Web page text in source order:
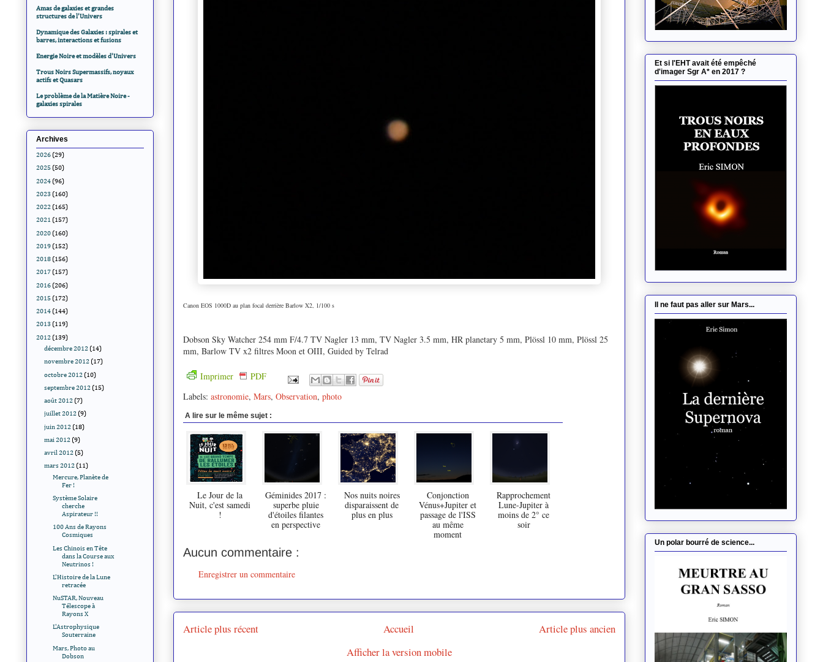
Canon EOS 1000D au plan focal derrière Barlow X2, 1/100 s
Dobson Sky Watcher 254 mm F/4.7 TV Nagler 13 mm, TV Nagler 3.5 mm, HR planetary 5 mm, Plössl 10 mm, Plössl 25
mm, Barlow TV x2 filtres Moon et OIII, Guided by Telrad
Imprimer
PDF
Labels: astronomie, Mars, Observation, photo
A lire sur le même sujet :
Le Jour de la
Nuit, c'est samedi
!
Géminides 2017 :
superbe pluie
d'étoiles filantes
en perspective
Nos nuits noires
disparaissent de
plus en plus
Conjonction
Vénus+Jupiter et
passage de l'ISS
au même
moment
Rapprochement
Lune-Jupiter à
moins de 2° ce
soir
Aucun commentaire :
Enregistrer un commentaire
Article plus récent Article plus ancien
Accueil
Afficher la version mobile
Amas de galaxies et grandes
structures de l'Univers
Dynamique des Galaxies : spirales et
barres, interactions et fusions
Energie Noire et modèles d'Univers
Trous Noirs Supermassifs, noyaux
actifs et Quasars
Le problème de la Matière Noire -
galaxies spirales
Archives
2026 (29)
2025 (50)
2024 (96)
2023 (160)
2022 (165)
2021 (157)
2020 (160)
2019 (152)
2018 (156)
2017 (157)
2016 (206)
2015 (172)
2014 (144)
2013 (119)
2012 (139)
décembre 2012 (14)
novembre 2012 (17)
octobre 2012 (10)
septembre 2012 (15)
août 2012 (7)
juillet 2012 (9)
juin 2012 (18)
mai 2012 (9)
avril 2012 (5)
mars 2012 (11)
Mercure, Planète de
Fer !
Système Solaire
cherche
Aspirateur !!
100 Ans de Rayons
Cosmiques
Les Chinois en Tête
dans la Course aux
Neutrinos !
L'Histoire de la Lune
retracée
NuSTAR, Nouveau
Télescope à
Rayons X
L'Astrophysique
Souterraine
Mars, Photo au
Dobson
Et si l'EHT avait été empêché
d'imager Sgr A* en 2017 ?
Il ne faut pas aller sur Mars...
Un polar bourré de science...